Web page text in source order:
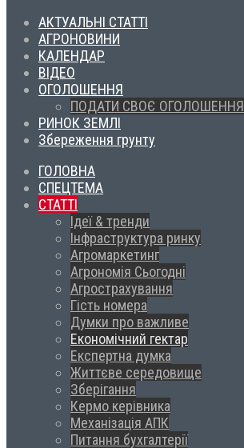
АКТУАЛЬНІ СТАТТІ
АГРОНОВИНИ
КАЛЕНДАР
ВІДЕО
ОГОЛОШЕННЯ
ПОДАТИ СВОЄ ОГОЛОШЕННЯ
РИНОК ЗЕМЛІ
Збереження грунту
ГОЛОВНА
СПЕЦТЕМА
СТАТТІ
Ідеї & тренди
Інфраструктура ринку
Агромаркетинг
Агрономія Сьогодні
Агрострахування
Гість номера
Думки про важливе
Економічний гектар
Експертна думка
Життєве середовище
Зберігання
Кермо керівника
Механізація АПК
Питання бухгалтерії